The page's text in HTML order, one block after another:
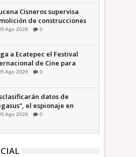
TEEM INFORMATIVA
Cisneros supervisa
de construcciones
en zona federal
Ago 2026 0
a Ecatepec el Festival
de Cine para
(… y no tan Niños) +Video
Ago 2026 0
datos de
el espionaje en
que afectó a cientos de
Ago 2026 0